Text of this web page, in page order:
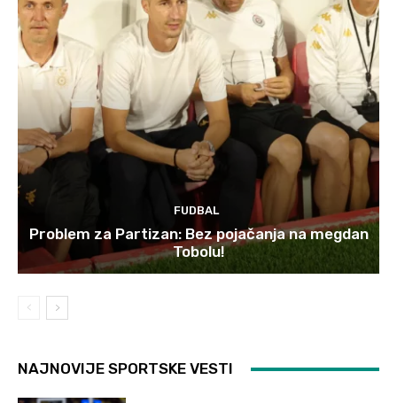
FUDBAL
Problem za Partizan: Bez pojačanja na megdan
Tobolu!
NAJNOVIJE SPORTSKE VESTI